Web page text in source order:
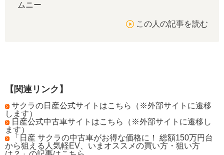
ムニー
この人の記事を読む
【関連リンク】
サクラの日産公式サイトはこちら（※外部サイトに遷移
します）
日産公式中古車サイトはこちら（※外部サイトに遷移し
ます）
「日産 サクラの中古車がお得な価格に！ 総額150万円台
から狙える人気軽EV、いまオススメの買い方・狙い方